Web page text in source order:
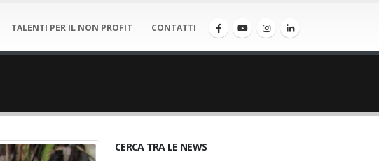
TALENTI PER IL NON PROFIT CONTATTI
CERCA TRA LE NEWS